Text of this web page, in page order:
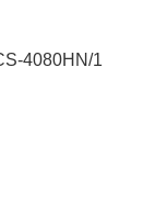
4080HN/1